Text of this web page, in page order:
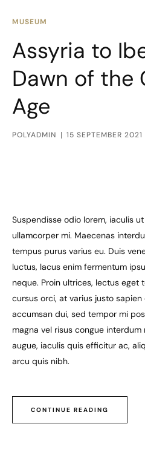
MUSEUM
Assyria to
Dawn of the
Age
POLYADMIN 15 SEPTEMBER 2021
Suspendisse odio lorem, iaculis
ullamcorper mi. Maecenas
tempus purus varius eu. Duis
luctus, lacus enim fermentum
neque. Proin ultrices, lectus eget
cursus orci, at varius justo
accumsan dui, sed tempor mi
magna vel risus congue interdum
augue, iaculis quis efficitur ac,
arcu quis nibh.
CONTINUE READING